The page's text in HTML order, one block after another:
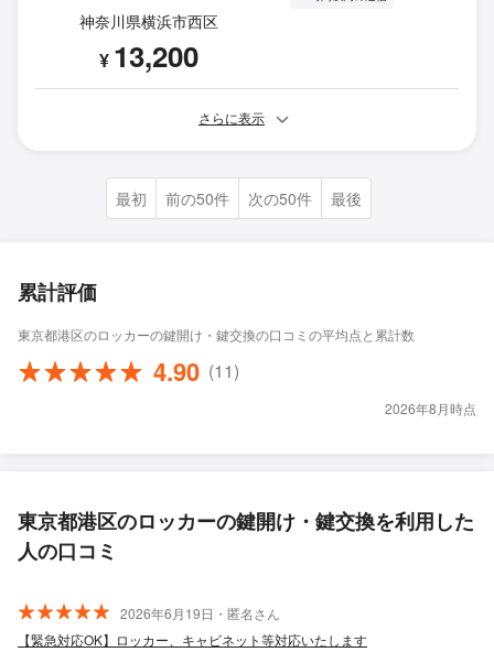
神奈川県横浜市西区
¥ 13,200
さらに表示
最初 前の50件 次の50件 最後
累計評価
東京都港区のロッカーの鍵開け・鍵交換の口コミの平均点と累計数
4.90 (11)
2026年8月時点
東京都港区のロッカーの鍵開け・鍵交換を利用した
人の口コミ
2026年6月19日・匿名さん
【緊急対応OK】ロッカー、キャビネット等対応いたします